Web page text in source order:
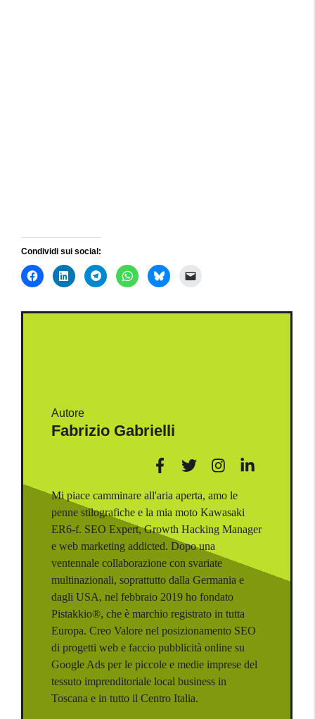
Condividi sui social:
Autore
Fabrizio Gabrielli
Mi piace camminare all'aria aperta, amo le
penne stilografiche e la mia moto Kawasaki
ER6-f. SEO Expert, Growth Hacking Manager
e web marketing addicted. Dopo una
ventennale collaborazione con svariate
multinazionali, soprattutto dalla Germania e
dagli USA, nel febbraio 2019 ho fondato
Pistakkio®, che è marchio registrato in tutta
Europa. Creo Valore nel posizionamento SEO
di progetti web e faccio pubblicità online su
Google Ads per le piccole e medie imprese del
tessuto imprenditoriale local business in
Toscana e in tutto il Centro Italia.